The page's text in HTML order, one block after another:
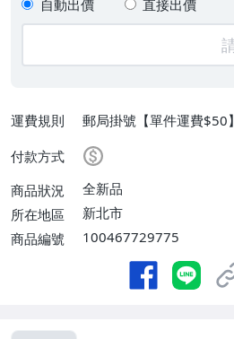
自動出價 直接出價
運費規則
郵局掛號【單件運費$50】
付款方式
商品狀況
全新品
所在地區
新北市
商品編號
100467729775